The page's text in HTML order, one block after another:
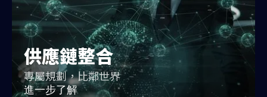
供應鏈整合
專屬規劃，比鄰世界
進一步了解